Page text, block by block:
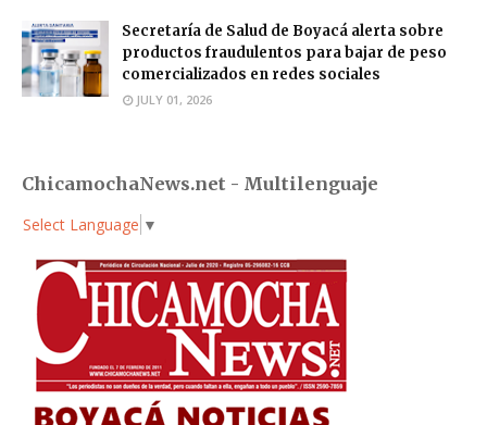
Secretaría de Salud de Boyacá alerta sobre
productos fraudulentos para bajar de peso
comercializados en redes sociales
JULY 01, 2026
ChicamochaNews.net - Multilenguaje
Select Language ▼